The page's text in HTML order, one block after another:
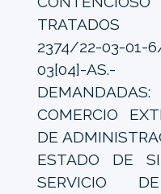
TRATADOS
2374/22-03-01-
03[04]-AS.-
COMERCIO
DE
ESTADO DE
SERVICIO